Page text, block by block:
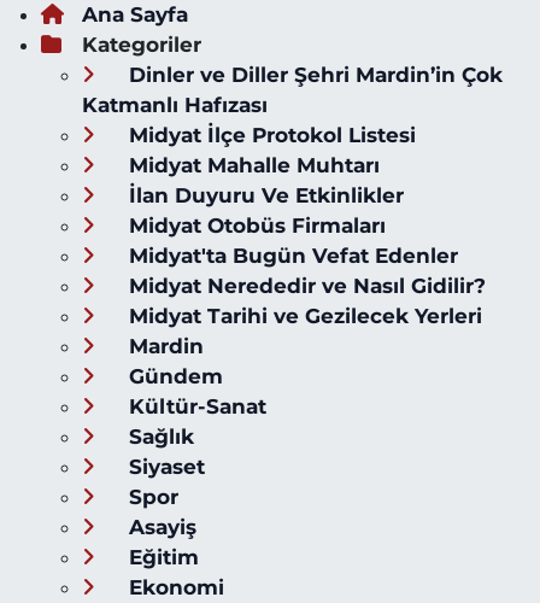
Ana Sayfa
Kategoriler
Dinler ve Diller Şehri Mardin’in Çok
Katmanlı Hafızası
Midyat İlçe Protokol Listesi
Midyat Mahalle Muhtarı
İlan Duyuru Ve Etkinlikler
Midyat Otobüs Firmaları
Midyat'ta Bugün Vefat Edenler
Midyat Nerededir ve Nasıl Gidilir?
Midyat Tarihi ve Gezilecek Yerleri
Mardin
Gündem
Kültür-Sanat
Sağlık
Siyaset
Spor
Asayiş
Eğitim
Ekonomi